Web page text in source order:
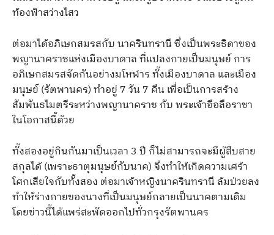
ท้องฟ้าสว่างไสว
ต่อมาได้อภิเษกสมรสกับ นาครินทรานี ซึ่งเป็นพระธิดาของ
พญานาคราชแห่งเมืองบาดาล ที่แปลงกายเป็นมนุษย์ การ
อภิเษกสมรสจัดกันอย่างมโหฬาร ทั้งเมืองบาดาล และเมือง
มนุษย์ (รัตพานคร) ทำอยู่ 7 วัน 7 คืน เพื่อเป็นการสร้าง
สัมพันธไมตรีระหว่างพญานาคราช กับ พระเจ้าอือลือราชา
ในโอกาสนี้ด้วย
ทั้งสองอยู่กินกันมาเป็นเวลา 3 ปี ก็ไม่สามารถจะมีผู้สืบสาย
สกุลได้ (เพราะธาตุมนุษย์กับนาค) จึงทำให้เกิดความเศร้า
โศกเสียใจกับทั้งสอง ต่อมาเจ้าหญิงนาครินทรานี ล้มป่วยลง
ทำให้ร่างกายของนางที่เป็นมนุษย์กลายเป็นนาคตามเดิม
โดยข่าวนี้ได้แพร่สะพัดออกไปทั่วกรุงรัตพานคร